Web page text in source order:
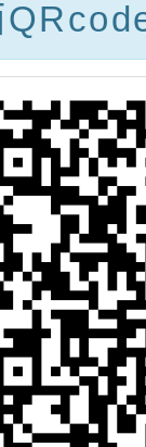
性別
（以
法）
續辦